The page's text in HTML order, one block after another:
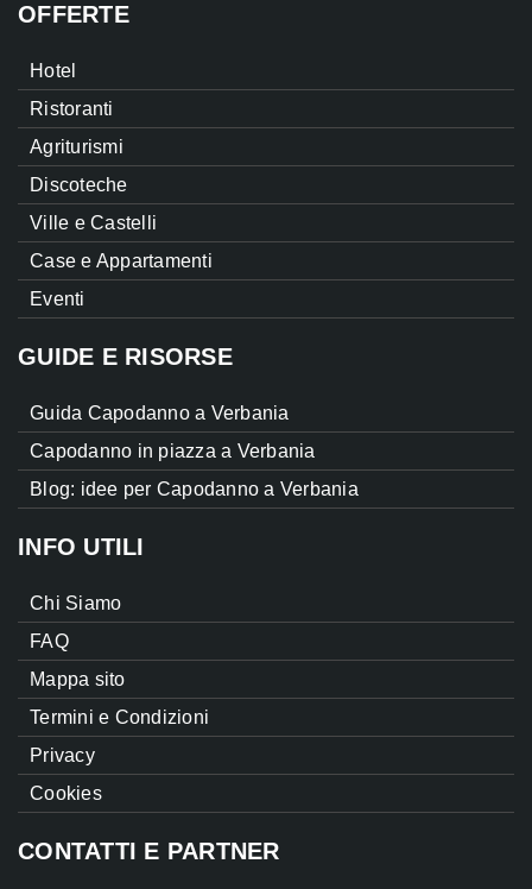
OFFERTE
Hotel
Ristoranti
Agriturismi
Discoteche
Ville e Castelli
Case e Appartamenti
Eventi
GUIDE E RISORSE
Guida Capodanno a Verbania
Capodanno in piazza a Verbania
Blog: idee per Capodanno a Verbania
INFO UTILI
Chi Siamo
FAQ
Mappa sito
Termini e Condizioni
Privacy
Cookies
CONTATTI E PARTNER